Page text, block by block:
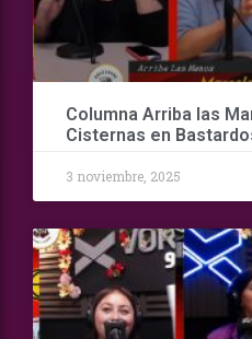
Columna Arriba las
Cisternas en
3 noviembre, 2025